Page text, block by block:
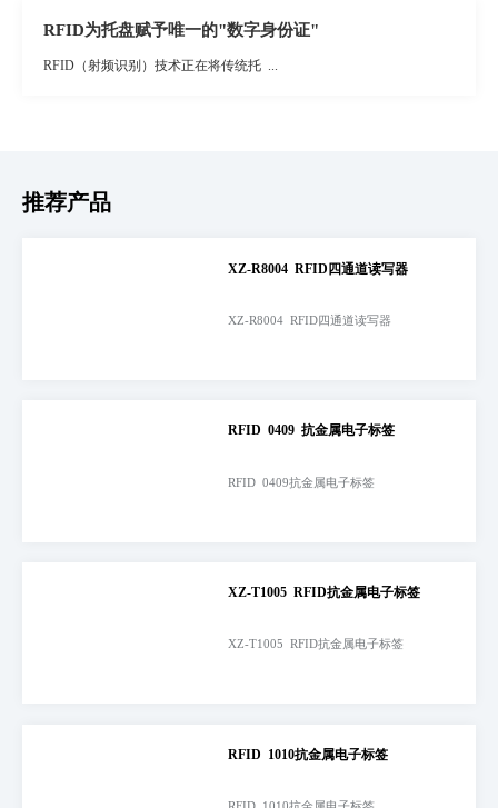
RFID为托盘赋予唯一的"数字身份证"
RFID（射频识别）技术正在将传统托 ...
推荐产品
XZ-R8004 RFID四通道读写器
XZ-R8004 RFID四通道读写器
RFID 0409 抗金属电子标签
RFID 0409抗金属电子标签
XZ-T1005 RFID抗金属电子标签
XZ-T1005 RFID抗金属电子标签
RFID 1010抗金属电子标签
RFID 1010抗金属电子标签